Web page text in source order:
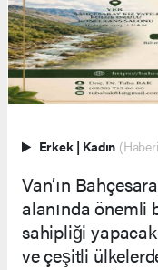
Erkek | Kadın
Van’ın
alanında önemli
sahipliği
ve çeşitli